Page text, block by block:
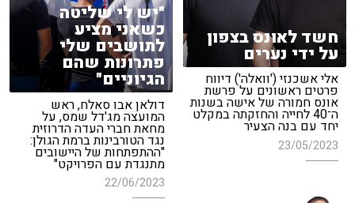
"יש לי שליטה
כשאני מציע
לתושבים שלי
פתרונות שהם
הגיוניים"
דולאן אבו סאלח, ראש
המועצה מג'דל שמס, על
מחאת חברי העדה הדרוזית
נגד הטורבינות ברמת הגולן:
"ההתפתחות של היישובים
מתנגדת עם הפרויקט"
22/06/2023
חשד לאונס בצפון
על ידי נערים
אלי אשכנזי ('וואלה') דיווח
פרטים ראשונים על פרשת
אונס חמורה של אישה בשנות
ה־40 לחייה והחזקתה במקלט
יחד עם בנה הצעיר
23/05/2023